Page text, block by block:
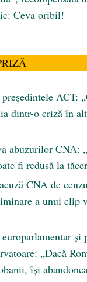
Ceva oribil!
ACT:
dintr-o criză în
abuzurilor CNA:
fi redusă la
CNA de
a unui clip
și
„Dacă
își